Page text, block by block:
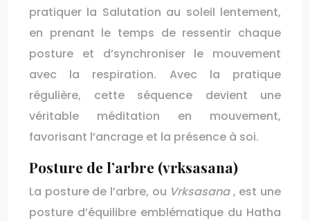
pratiquer la Salutation au soleil lentement,
en prenant le temps de ressentir chaque
posture et d’synchroniser le mouvement
avec la respiration. Avec la pratique
régulière, cette séquence devient une
véritable méditation en mouvement,
favorisant l’ancrage et la présence à soi.
Posture de l’arbre (vrksasana)
La posture de l’arbre, ou Vrksasana, est une
posture d’équilibre emblématique du Hatha